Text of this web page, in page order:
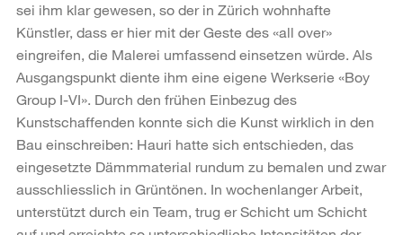
sei ihm klar gewesen, so der in Zürich wohnhafte
Künstler, dass er hier mit der Geste des «all over»
eingreifen, die Malerei umfassend einsetzen würde. Als
Ausgangspunkt diente ihm eine eigene Werkserie «Boy
Group I-VI». Durch den frühen Einbezug des
Kunstschaffenden konnte sich die Kunst wirklich in den
Bau einschreiben: Hauri hatte sich entschieden, das
eingesetzte Dämmmaterial rundum zu bemalen und zwar
ausschliesslich in Grüntönen. In wochenlanger Arbeit,
unterstützt durch ein Team, trug er Schicht um Schicht